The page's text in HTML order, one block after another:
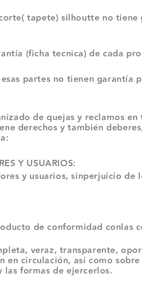
tapete) silhoutte no tiene
(ficha tecnica) de cada
partes no tienen garantía
de quejas y reclamos
derechos y también
Y USUARIOS:
y usuarios, sinperjuicio de
de conformidad conlas
veraz, transparente,
circulación, así como
formas de ejercerlos.